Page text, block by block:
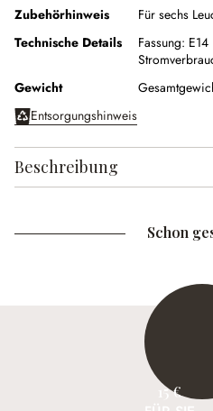
Zubehörhinweis
Für sechs
Technische Details
Fassung: E14
Gewicht
Entsorgungshinweis
Beschreibung
Schon
15 €